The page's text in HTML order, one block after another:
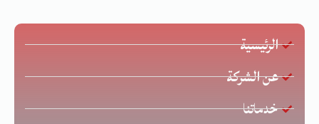
الرئيسية
عن الشركة
خدماتنا